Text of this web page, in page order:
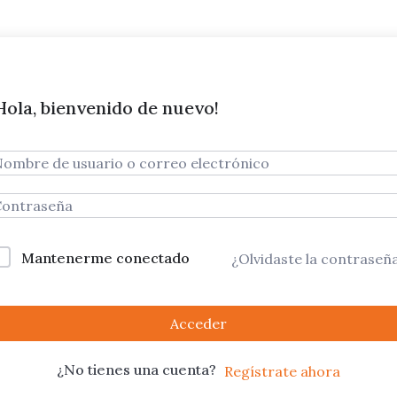
bienvenido de nuevo!
Mantenerme conectado ¿Olvidaste la
Acceder
¿No tienes una cuenta? Regístrate ahora